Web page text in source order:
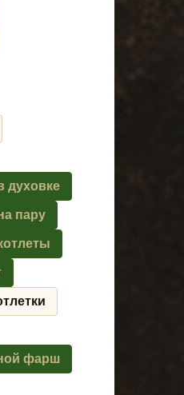
духовке
пару
фарш